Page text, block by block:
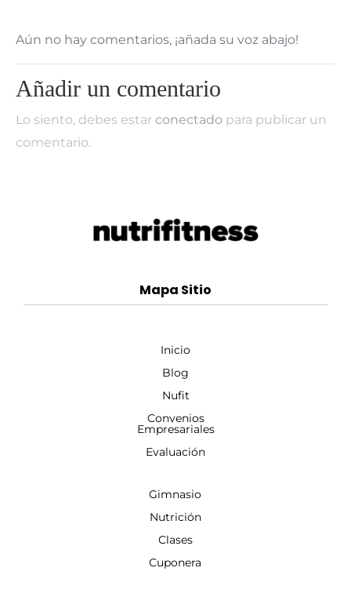
Aún no hay comentarios, ¡añada su voz abajo!
Añadir un comentario
Lo siento, debes estar conectado para publicar un
comentario.
Mapa Sitio
Inicio
Blog
Nufit
Convenios
Empresariales
Evaluación
Gimnasio
Nutrición
Clases
Cuponera